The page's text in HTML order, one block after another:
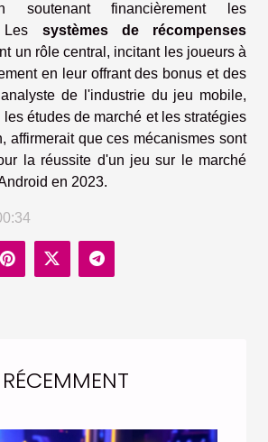
RÉCEMMENT
financièrement les
Les systèmes de récompenses
un rôle central, incitant les joueurs à
en leur offrant des bonus et des
de l'industrie du jeu mobile,
études de marché et les stratégies
affirmerait que ces mécanismes sont
la réussite d'un jeu sur le marché
en 2023.